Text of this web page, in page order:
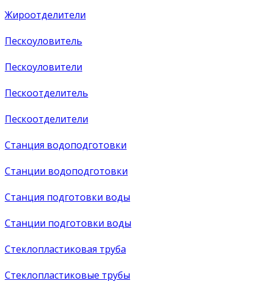
Жироотделители
Пескоуловитель
Пескоуловители
Пескоотделитель
Пескоотделители
Станция водоподготовки
Станции водоподготовки
Станция подготовки воды
Станции подготовки воды
Стеклопластиковая труба
Стеклопластиковые трубы